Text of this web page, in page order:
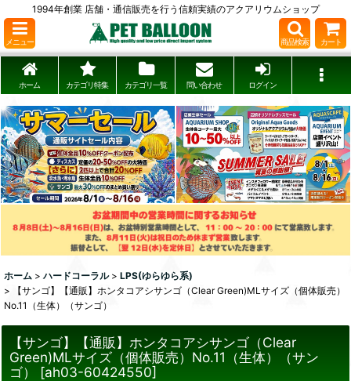
1994年創業 店舗・通信販売を行う信頼実績のアクアリウムショップ
メニュー 商品検索 カート
ホーム カテゴリ特集 カテゴリ一覧 問い合わせ ログイン
ホーム > ハードコーラル > LPS(ゆらゆら系)
>
【サンゴ】【通販】ホンタコアシサンゴ（Clear Green)MLサイズ（個体販売）
No.11（生体）（サンゴ）
【サンゴ】【通販】ホンタコアシサンゴ（Clear
Green)MLサイズ（個体販売）No.11（生体）（サン
ゴ）
[ah03-60424550]